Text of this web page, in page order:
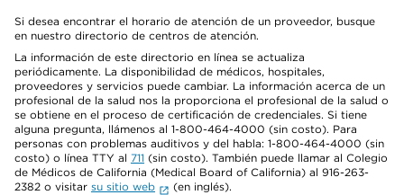
Si desea encontrar el horario de atención de un proveedor, busque
en nuestro directorio de centros de atención.
La información de este directorio en línea se actualiza
periódicamente. La disponibilidad de médicos, hospitales,
proveedores y servicios puede cambiar. La información acerca de un
profesional de la salud nos la proporciona el profesional de la salud o
se obtiene en el proceso de certificación de credenciales. Si tiene
alguna pregunta, llámenos al 1-800-464-4000 (sin costo). Para
personas con problemas auditivos y del habla: 1-800-464-4000 (sin
costo) o línea TTY al 711 (sin costo). También puede llamar al Colegio
de Médicos de California (Medical Board of California) al 916-263-
2382 o visitar su sitio web
(en inglés).